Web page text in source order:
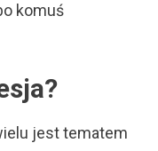
komuś
jest tematem